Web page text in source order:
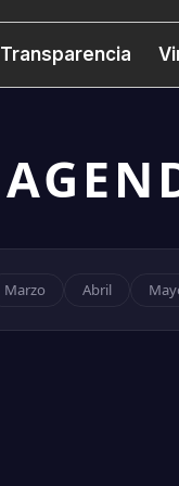
Transparencia
Marzo Abril